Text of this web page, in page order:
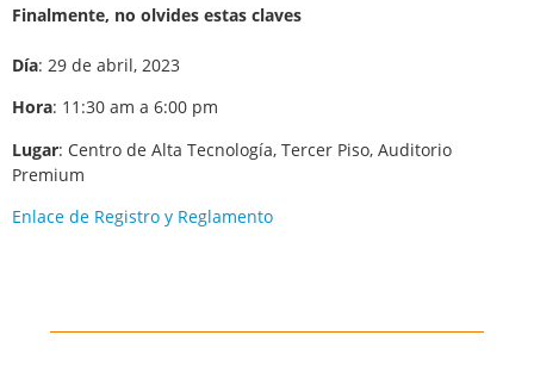
Finalmente, no olvides estas claves
Día: 29 de abril, 2023
Hora: 11:30 am a 6:00 pm
Lugar: Centro de Alta Tecnología, Tercer Piso, Auditorio
Premium
Enlace de Registro y Reglamento